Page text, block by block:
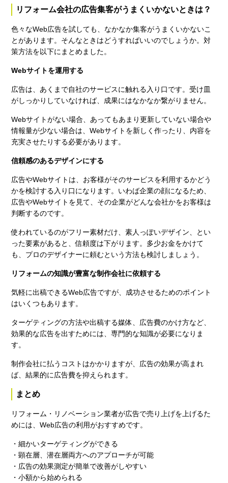
リフォーム会社の広告集客がうまくいかないときは？
色々なWeb広告を試しても、なかなか集客がうまくいかないこ
とがあります。そんなときはどうすればいいのでしょうか。対
策方法を以下にまとめました。
Webサイトを運用する
広告は、あくまで自社のサービスに触れる入り口です。受け皿
がしっかりしていなければ、成果にはなかなか繋がりません。
Webサイトがない場合、あってもあまり更新していない場合や
情報量が少ない場合は、Webサイトを新しく作ったり、内容を
充実させたりする必要があります。
信頼感のあるデザインにする
広告やWebサイトは、お客様がそのサービスを利用するかどう
かを検討する入り口になります。いわば企業の顔になるため、
広告やWebサイトを見て、その企業がどんな会社かをお客様は
判断するのです。
使われているのがフリー素材だけ、素人っぽいデザイン、とい
った要素があると、信頼度は下がります。多少お金をかけて
も、プロのデザイナーに頼むという方法も検討しましょう。
リフォームの知識が豊富な制作会社に依頼する
気軽に出稿できるWeb広告ですが、成功させるためのポイント
はいくつもあります。
ターゲティングの方法や出稿する媒体、広告費のかけ方など、
効果的な広告を出すためには、専門的な知識が必要になりま
す。
制作会社に払うコストはかかりますが、広告の効果が高まれ
ば、結果的に広告費を抑えられます。
まとめ
リフォーム・リノベーション業者が広告で売り上げを上げるた
めには、Web広告の利用がおすすめです。
・細かいターゲティングができる
・顕在層、潜在層両方へのアプローチが可能
・広告の効果測定が簡単で改善がしやすい
・小額から始められる